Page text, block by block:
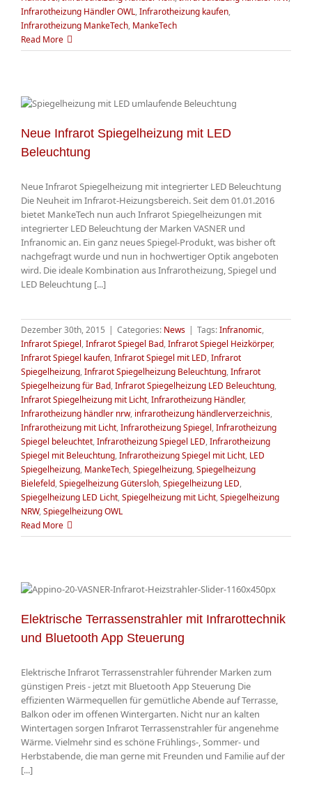
Infrarotheizung Händler OWL,Infrarotheizung kaufen,
Infrarotheizung MankeTech, MankeTech
Read More
Neue Infrarot Spiegelheizung mit LED
Beleuchtung
Neue Infrarot Spiegelheizung mit integrierter LED Beleuchtung
Die Neuheit im Infrarot-Heizungsbereich. Seit dem 01.01.2016
bietet MankeTech nun auch Infrarot Spiegelheizungen mit
integrierter LED Beleuchtung der Marken VASNER und
Infranomic an. Ein ganz neues Spiegel-Produkt, was bisher oft
nachgefragt wurde und nun in hochwertiger Optik angeboten
wird. Die ideale Kombination aus Infrarotheizung, Spiegel und
LED Beleuchtung [...]
Dezember 30th, 2015 | Categories: News | Tags:Infranomic,
Infrarot Spiegel,Infrarot Spiegel Bad,Infrarot Spiegel Heizkörper,
Infrarot Spiegel kaufen,Infrarot Spiegel mit LED,Infrarot
Spiegelheizung,Infrarot Spiegelheizung Beleuchtung,Infrarot
Spiegelheizung für Bad,Infrarot Spiegelheizung LED Beleuchtung,
Infrarot Spiegelheizung mit Licht,Infrarotheizung Händler,
Infrarotheizung händler nrw, infrarotheizung händlerverzeichnis,
Infrarotheizung mit Licht,Infrarotheizung Spiegel,Infrarotheizung
Spiegel beleuchtet,Infrarotheizung Spiegel LED,Infrarotheizung
Spiegel mit Beleuchtung,Infrarotheizung Spiegel mit Licht, LED
Spiegelheizung, MankeTech,Spiegelheizung,Spiegelheizung
Bielefeld,Spiegelheizung Gütersloh,Spiegelheizung LED,
Spiegelheizung LED Licht,Spiegelheizung mit Licht,Spiegelheizung
NRW,Spiegelheizung OWL
Read More
Elektrische Terrassenstrahler mit Infrarottechnik
und Bluetooth App Steuerung
Elektrische Infrarot Terrassenstrahler führender Marken zum
günstigen Preis - jetzt mit Bluetooth App Steuerung Die
effizienten Wärmequellen für gemütliche Abende auf Terrasse,
Balkon oder im offenen Wintergarten. Nicht nur an kalten
Wintertagen sorgen Infrarot Terrassenstrahler für angenehme
Wärme. Vielmehr sind es schöne Frühlings-, Sommer- und
Herbstabende, die man gerne mit Freunden und Familie auf der
[...]